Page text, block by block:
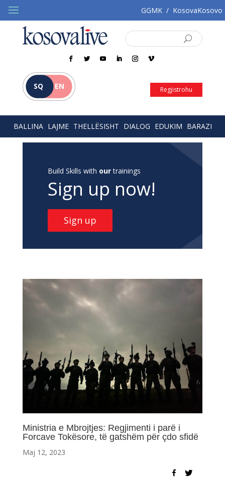
GGMK / KosovaKosovo
SQ EN Regjistrohu
BALLINA LAJME THELLËSISHT DIALOG EDUKIM BARAZI
Build Skills with ourtrainings
Sign up now!
Sign up
Ministria e Mbrojtjes: Regjimenti i parë i
Forcave Tokësore, të gatshëm për çdo sfidë
Maj 12, 2023